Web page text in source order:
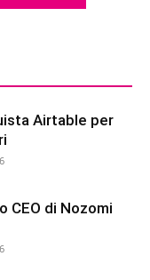
Airtable per
CEO di Nozomi